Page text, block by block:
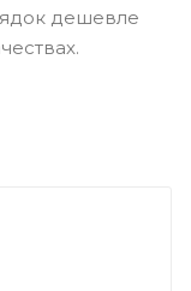
дешевле